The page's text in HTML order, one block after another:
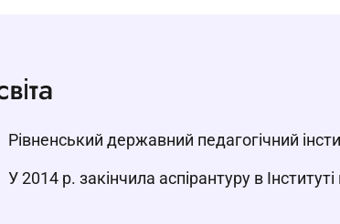
Рівненський державний педагогічний
У 2014 р. закінчила аспірантуру в